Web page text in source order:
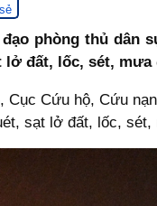
đạo phòng thủ dân
lở đất, lốc, sét, mưa
Cục Cứu hộ, Cứu
sạt lở đất, lốc, sét,